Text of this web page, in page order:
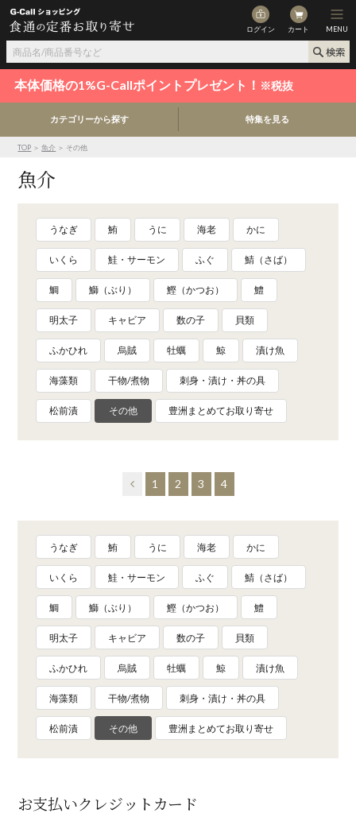
ログイン カート MENU
本体価格の1%G-Callポイントプレゼント！ ※税抜
カテゴリーから探す 特集を見る
TOP ＞魚介 ＞ その他
魚介
うなぎ 鮪 うに 海老 かに
いくら 鮭・サーモン ふぐ 鯖（さば）
鯛 鰤（ぶり） 鰹（かつお） 鱧
明太子 キャビア 数の子 貝類
ふかひれ 烏賊 牡蠣 鯨 漬け魚
海藻類 干物/煮物 刺身・漬け・丼の具
松前漬 その他 豊洲まとめてお取り寄せ
1 2 3 4
うなぎ 鮪 うに 海老 かに
いくら 鮭・サーモン ふぐ 鯖（さば）
鯛 鰤（ぶり） 鰹（かつお） 鱧
明太子 キャビア 数の子 貝類
ふかひれ 烏賊 牡蠣 鯨 漬け魚
海藻類 干物/煮物 刺身・漬け・丼の具
松前漬 その他 豊洲まとめてお取り寄せ
お支払いクレジットカード